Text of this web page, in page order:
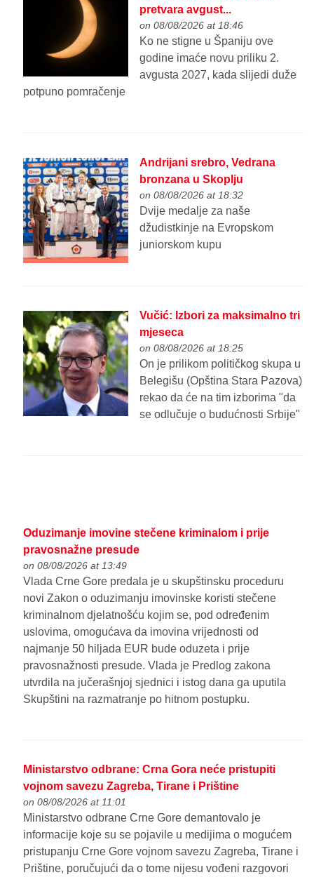
pretvara avgust...
on 08/08/2026 at 18:46
Ko ne stigne u Španiju ove
godine imaće novu priliku 2.
avgusta 2027, kada slijedi duže
potpuno pomračenje
Andrijani srebro, Vedrana
bronzana u Skoplju
on 08/08/2026 at 18:32
Dvije medalje za naše
džudistkinje na Evropskom
juniorskom kupu
Vučić: Izbori za maksimalno tri
mjeseca
on 08/08/2026 at 18:25
On je prilikom političkog skupa u
Belegišu (Opština Stara Pazova)
rekao da će na tim izborima "da
se odlučuje o budućnosti Srbije"
Oduzimanje imovine stečene kriminalom i prije
pravosnažne presude
on 08/08/2026 at 13:49
Vlada Crne Gore predala je u skupštinsku proceduru
novi Zakon o oduzimanju imovinske koristi stečene
kriminalnom djelatnošću kojim se, pod određenim
uslovima, omogućava da imovina vrijednosti od
najmanje 50 hiljada EUR bude oduzeta i prije
pravosnažnosti presude. Vlada je Predlog zakona
utvrdila na jučerašnjoj sjednici i istog dana ga uputila
Skupštini na razmatranje po hitnom postupku.
Ministarstvo odbrane: Crna Gora neće pristupiti
vojnom savezu Zagreba, Tirane i Prištine
on 08/08/2026 at 11:01
Ministarstvo odbrane Crne Gore demantovalo je
informacije koje su se pojavile u medijima o mogućem
pristupanju Crne Gore vojnom savezu Zagreba, Tirane i
Prištine, poručujući da o tome nijesu vođeni razgovori